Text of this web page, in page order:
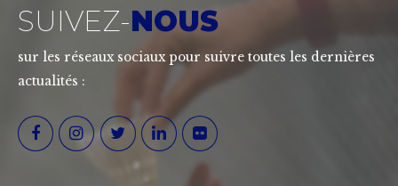
SUIVEZ-NOUS
sur les réseaux sociaux pour suivre toutes les dernières
actualités :